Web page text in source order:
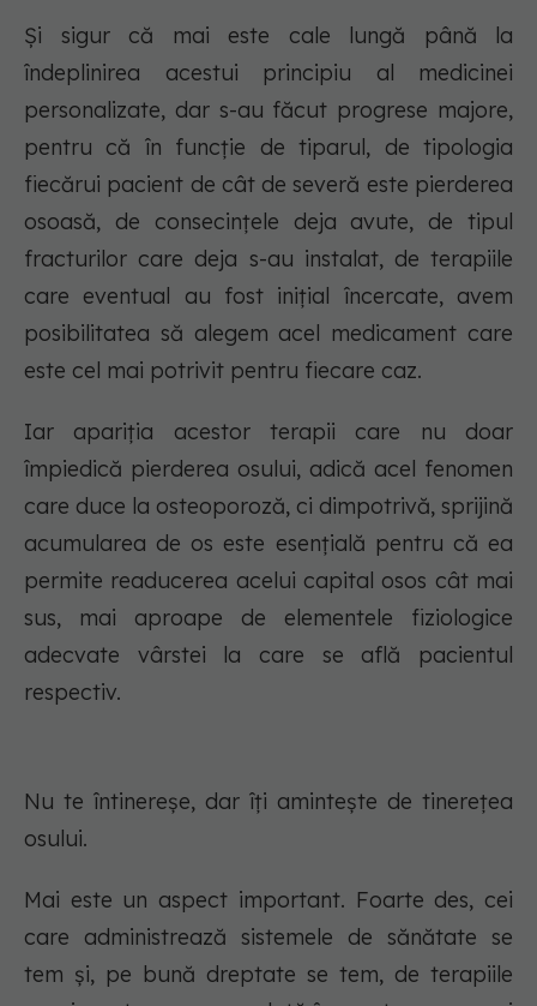
Și sigur că mai este cale lungă până la
îndeplinirea acestui principiu al medicinei
personalizate, dar s-au făcut progrese majore,
pentru că în funcție de tiparul, de tipologia
fiecărui pacient de cât de severă este pierderea
osoasă, de consecințele deja avute, de tipul
fracturilor care deja s-au instalat, de terapiile
care eventual au fost inițial încercate, avem
posibilitatea să alegem acel medicament care
este cel mai potrivit pentru fiecare caz.
Iar apariția acestor terapii care nu doar
împiedică pierderea osului, adică acel fenomen
care duce la osteoporoză, ci dimpotrivă, sprijină
acumularea de os este esențială pentru că ea
permite readucerea acelui capital osos cât mai
sus, mai aproape de elementele fiziologice
adecvate vârstei la care se află pacientul
respectiv.
Nu te întinereșe, dar îți amintește de tinerețea
osului.
Mai este un aspect important. Foarte des, cei
care administrează sistemele de sănătate se
tem și, pe bună dreptate se tem, de terapiile